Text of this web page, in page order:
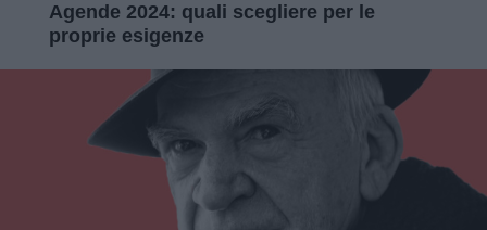
Agende 2024: quali scegliere per le
proprie esigenze